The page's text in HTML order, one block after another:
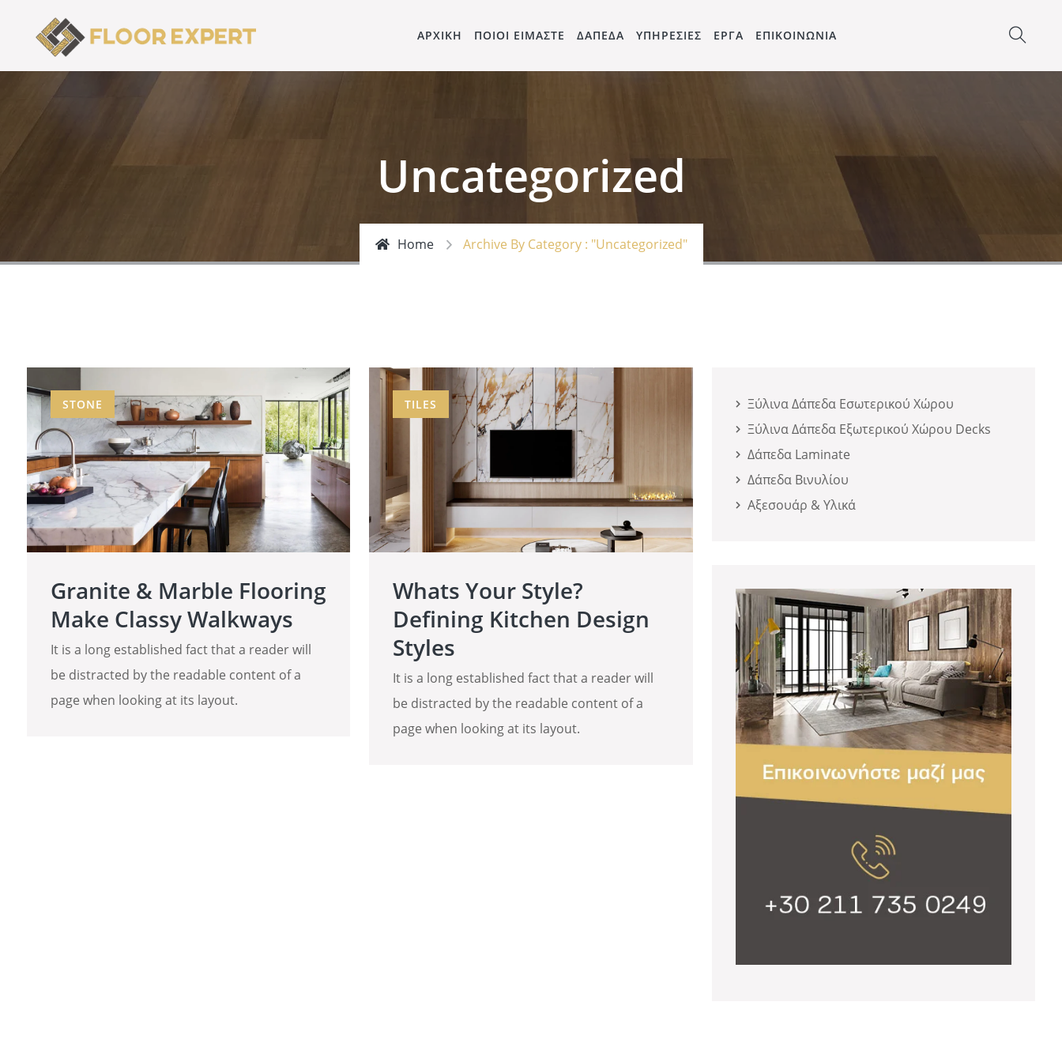
ΑΡΧΙΚΗ ΠΟΙΟΙ ΕΙΜΑΣΤΕ ΔΑΠΕΔΑ ΥΠΗΡΕΣΙΕΣ ΕΡΓΑ ΕΠΙΚΟΙΝΩΝΙΑ
Uncategorized
Home Archive By Category : "Uncategorized"
STONE
Granite & Marble Flooring
Make Classy Walkways
It is a long established fact that a reader will
be distracted by the readable content of a
page when looking at its layout.
TILES
Whats Your Style?
Defining Kitchen Design
Styles
It is a long established fact that a reader will
be distracted by the readable content of a
page when looking at its layout.
Ξύλινα Δάπεδα Εσωτερικού Χώρου
Ξύλινα Δάπεδα Εξωτερικού Χώρου Decks
Δάπεδα Laminate
Δάπεδα Βινυλίου
Αξεσουάρ & Υλικά